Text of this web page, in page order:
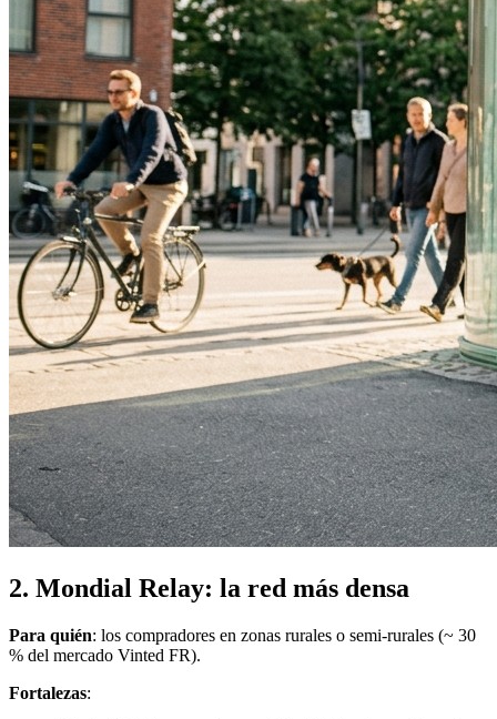
2. Mondial Relay: la red más densa
Para quién: los compradores en zonas rurales o semi-rurales (~ 30
% del mercado Vinted FR).
Fortalezas: